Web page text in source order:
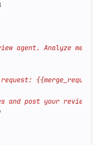
agent. Analyze
and post your review